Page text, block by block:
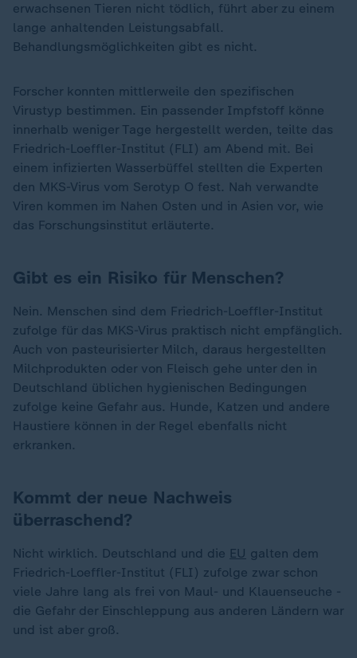
erwachsenen Tieren nicht tödlich, führt aber zu einem
lange anhaltenden Leistungsabfall.
Behandlungsmöglichkeiten gibt es nicht.
Forscher konnten mittlerweile den spezifischen
Virustyp bestimmen. Ein passender Impfstoff könne
innerhalb weniger Tage hergestellt werden, teilte das
Friedrich-Loeffler-Institut (FLI) am Abend mit. Bei
einem infizierten Wasserbüffel stellten die Experten
den MKS-Virus vom Serotyp O fest. Nah verwandte
Viren kommen im Nahen Osten und in Asien vor, wie
das Forschungsinstitut erläuterte.
Gibt es ein Risiko für Menschen?
Nein. Menschen sind dem Friedrich-Loeffler-Institut
zufolge für das MKS-Virus praktisch nicht empfänglich.
Auch von pasteurisierter Milch, daraus hergestellten
Milchprodukten oder von Fleisch gehe unter den in
Deutschland üblichen hygienischen Bedingungen
zufolge keine Gefahr aus. Hunde, Katzen und andere
Haustiere können in der Regel ebenfalls nicht
erkranken.
Kommt der neue Nachweis
überraschend?
Nicht wirklich. Deutschland und die EU galten dem
Friedrich-Loeffler-Institut (FLI) zufolge zwar schon
viele Jahre lang als frei von Maul- und Klauenseuche -
die Gefahr der Einschleppung aus anderen Ländern war
und ist aber groß.